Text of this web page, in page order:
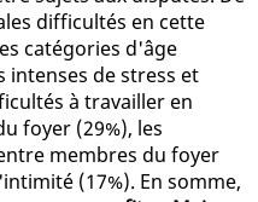
difficultés en cette
catégories d'âge
intenses de stress et
à travailler en
foyer (29%), les
membres du foyer
(17%). En somme,